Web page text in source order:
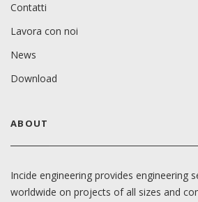
Contatti
Lavora con noi
News
Download
ABOUT
Incide engineering provides engineering
worldwide on projects of all sizes and